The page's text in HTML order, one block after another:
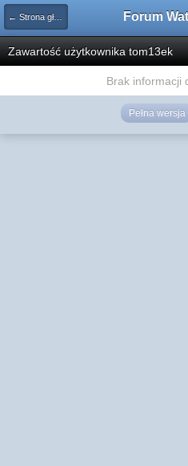
← Strona główna
Zawartość użytkownika tom13ek
Brak informacji
Pełna wersja